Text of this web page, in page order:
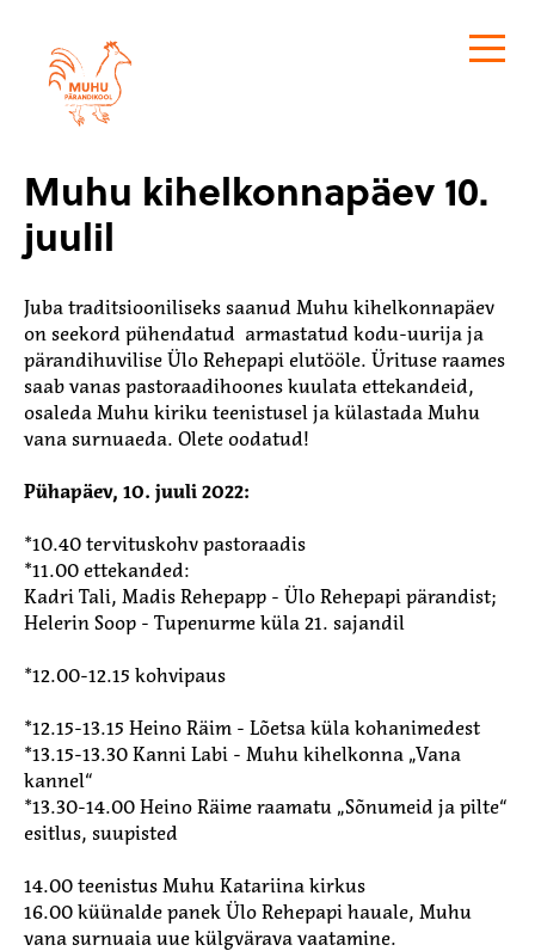
Muhu Pärandikool
Muhu kihelkonnapäev 10.
juulil
Juba traditsiooniliseks saanud Muhu kihelkonnapäev
on seekord pühendatud armastatud kodu-uurija ja
pärandihuvilise Ülo Rehepapi elutööle. Ürituse raames
saab vanas pastoraadihoones kuulata ettekandeid,
osaleda Muhu kiriku teenistusel ja külastada Muhu
vana surnuaeda. Olete oodatud!
Pühapäev, 10. juuli 2022:
*10.40 tervituskohv pastoraadis
*11.00 ettekanded:
Kadri Tali, Madis Rehepapp - Ülo Rehepapi pärandist;
Helerin Soop - Tupenurme küla 21. sajandil
*12.00-12.15 kohvipaus
*12.15-13.15 Heino Räim - Lõetsa küla kohanimedest
*13.15-13.30 Kanni Labi - Muhu kihelkonna „Vana
kannel“
*13.30-14.00 Heino Räime raamatu „Sõnumeid ja pilte“
esitlus, suupisted
14.00 teenistus Muhu Katariina kirkus
16.00 küünalde panek Ülo Rehepapi hauale, Muhu
vana surnuaia uue külgvärava vaatamine.